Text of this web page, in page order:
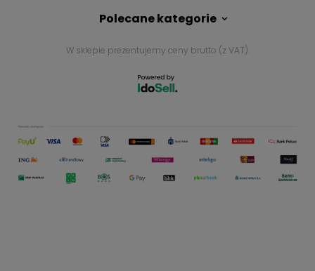
Polecane kategorie
W sklepie prezentujemy ceny brutto (z VAT).